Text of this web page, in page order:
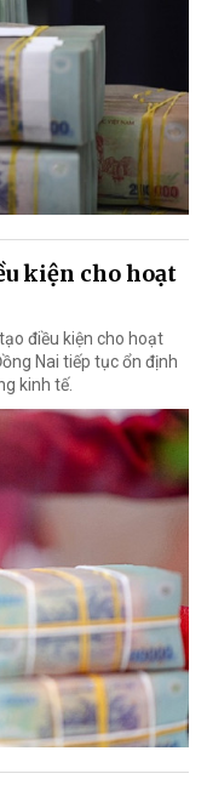
kiện cho hoạt
điều kiện cho hoạt
Nai tiếp tục ổn định
kinh tế.